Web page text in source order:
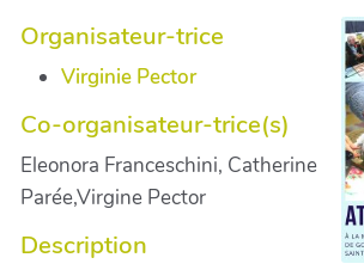
Organisateur-trice
Virginie Pector
Co-organisateur-trice(s)
Eleonora Franceschini, Catherine
Parée,Virgine Pector
Description